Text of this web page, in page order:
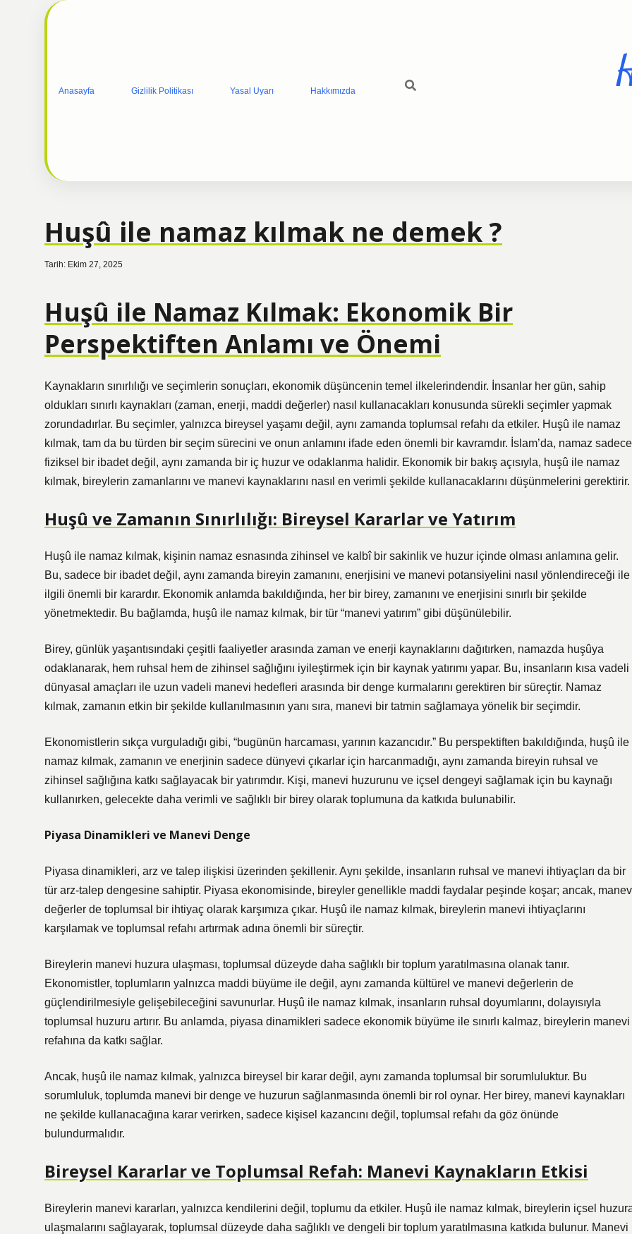
Anasayfa Gizlilik Politikası Yasal Uyarı Hakkımızda
Huşû ile namaz kılmak ne demek ?
Tarih: Ekim 27, 2025
Huşû ile Namaz Kılmak: Ekonomik Bir
Perspektiften Anlamı ve Önemi
Kaynakların sınırlılığı ve seçimlerin sonuçları, ekonomik düşüncenin temel ilkelerindendir. İnsanlar her gün, sahip
oldukları sınırlı kaynakları (zaman, enerji, maddi değerler) nasıl kullanacakları konusunda sürekli seçimler yapmak
zorundadırlar. Bu seçimler, yalnızca bireysel yaşamı değil, aynı zamanda toplumsal refahı da etkiler. Huşû ile namaz
kılmak, tam da bu türden bir seçim sürecini ve onun anlamını ifade eden önemli bir kavramdır. İslam’da, namaz sadece
fiziksel bir ibadet değil, aynı zamanda bir iç huzur ve odaklanma halidir. Ekonomik bir bakış açısıyla, huşû ile namaz
kılmak, bireylerin zamanlarını ve manevi kaynaklarını nasıl en verimli şekilde kullanacaklarını düşünmelerini gerektirir.
Huşû ve Zamanın Sınırlılığı: Bireysel Kararlar ve Yatırım
Huşû ile namaz kılmak, kişinin namaz esnasında zihinsel ve kalbî bir sakinlik ve huzur içinde olması anlamına gelir.
Bu, sadece bir ibadet değil, aynı zamanda bireyin zamanını, enerjisini ve manevi potansiyelini nasıl yönlendireceği ile
ilgili önemli bir karardır. Ekonomik anlamda bakıldığında, her bir birey, zamanını ve enerjisini sınırlı bir şekilde
yönetmektedir. Bu bağlamda, huşû ile namaz kılmak, bir tür “manevi yatırım” gibi düşünülebilir.
Birey, günlük yaşantısındaki çeşitli faaliyetler arasında zaman ve enerji kaynaklarını dağıtırken, namazda huşûya
odaklanarak, hem ruhsal hem de zihinsel sağlığını iyileştirmek için bir kaynak yatırımı yapar. Bu, insanların kısa vadeli
dünyasal amaçları ile uzun vadeli manevi hedefleri arasında bir denge kurmalarını gerektiren bir süreçtir. Namaz
kılmak, zamanın etkin bir şekilde kullanılmasının yanı sıra, manevi bir tatmin sağlamaya yönelik bir seçimdir.
Ekonomistlerin sıkça vurguladığı gibi, “bugünün harcaması, yarının kazancıdır.” Bu perspektiften bakıldığında, huşû ile
namaz kılmak, zamanın ve enerjinin sadece dünyevi çıkarlar için harcanmadığı, aynı zamanda bireyin ruhsal ve
zihinsel sağlığına katkı sağlayacak bir yatırımdır. Kişi, manevi huzurunu ve içsel dengeyi sağlamak için bu kaynağı
kullanırken, gelecekte daha verimli ve sağlıklı bir birey olarak toplumuna da katkıda bulunabilir.
Piyasa Dinamikleri ve Manevi Denge
Piyasa dinamikleri, arz ve talep ilişkisi üzerinden şekillenir. Aynı şekilde, insanların ruhsal ve manevi ihtiyaçları da bir
tür arz-talep dengesine sahiptir. Piyasa ekonomisinde, bireyler genellikle maddi faydalar peşinde koşar; ancak,
değerler de toplumsal bir ihtiyaç olarak karşımıza çıkar. Huşû ile namaz kılmak, bireylerin manevi ihtiyaçlarını
karşılamak ve toplumsal refahı artırmak adına önemli bir süreçtir.
Bireylerin manevi huzura ulaşması, toplumsal düzeyde daha sağlıklı bir toplum yaratılmasına olanak tanır.
Ekonomistler, toplumların yalnızca maddi büyüme ile değil, aynı zamanda kültürel ve manevi değerlerin de
güçlendirilmesiyle gelişebileceğini savunurlar. Huşû ile namaz kılmak, insanların ruhsal doyumlarını, dolayısıyla
toplumsal huzuru artırır. Bu anlamda, piyasa dinamikleri sadece ekonomik büyüme ile sınırlı kalmaz, bireylerin manevi
refahına da katkı sağlar.
Ancak, huşû ile namaz kılmak, yalnızca bireysel bir karar değil, aynı zamanda toplumsal bir sorumluluktur. Bu
sorumluluk, toplumda manevi bir denge ve huzurun sağlanmasında önemli bir rol oynar. Her birey, manevi kaynakları
ne şekilde kullanacağına karar verirken, sadece kişisel kazancını değil, toplumsal refahı da göz önünde
bulundurmalıdır.
Bireysel Kararlar ve Toplumsal Refah: Manevi Kaynakların Etkisi
Bireylerin manevi kararları, yalnızca kendilerini değil, toplumu da etkiler. Huşû ile namaz kılmak, bireylerin içsel
ulaşmalarını sağlayarak, toplumsal düzeyde daha sağlıklı ve dengeli bir toplum yaratılmasına katkıda bulunur. Manevi